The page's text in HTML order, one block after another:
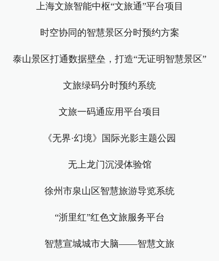
上海文旅智能中枢“文旅通”平台项目
时空协同的智慧景区分时预约方案
泰山景区打通数据壁垒，打造“无证明智慧景区”
文旅绿码分时预约系统
文旅一码通应用平台项目
《无界·幻境》国际光影主题公园
无上龙门沉浸体验馆
徐州市泉山区智慧旅游导览系统
“浙里红”红色文旅服务平台
智慧宣城城市大脑——智慧文旅